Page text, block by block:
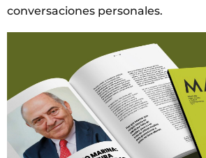
conversaciones personales.